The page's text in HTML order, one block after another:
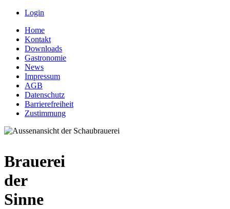
Login
Home
Kontakt
Downloads
Gastronomie
News
Impressum
AGB
Datenschutz
Barrierefreiheit
Zustimmung
Brauerei
der
Sinne